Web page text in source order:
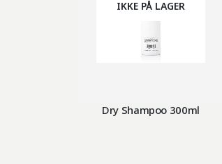
IKKE PÅ LAGER
Dry Shampoo 300ml